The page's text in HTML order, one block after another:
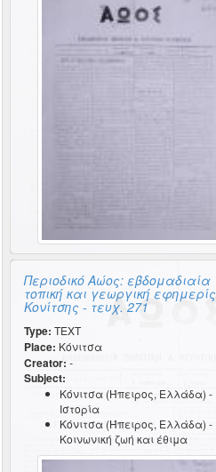
Περιοδικό Αώος: εβδομαδιαία
τοπική και γεωργική εφημερίς
Κονίτσης - τευχ. 271
Type: TEXT
Place: Κόνιτσα
Creator: -
Subject:
Κόνιτσα (Ήπειρος, Ελλάδα) -
Ιστορία
Κόνιτσα (Ήπειρος, Ελλάδα) -
Κοινωνική ζωή και έθιμα